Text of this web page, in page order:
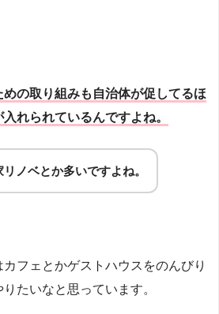
の取り組みも自治体が促してるほ
れられているんですよね。
ノベとか多いですよね。
フェとかゲストハウスをのんびり
たいなと思っています。